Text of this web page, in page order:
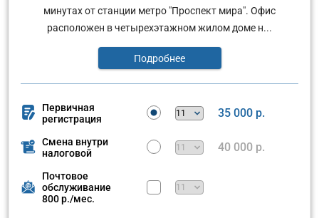
минутах от станции метро "Проспект мира". Офис
расположен в четырехэтажном жилом доме н...
Подробнее
Первичная
регистрация
35 000 р.
Смена внутри
налоговой
40 000 р.
Почтовое
обслуживание
800 р./мес.